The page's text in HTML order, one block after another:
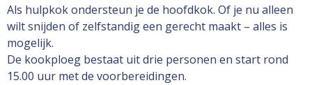
Als hulpkok ondersteun je de hoofdkok. Of je nu alleen
wilt snijden of zelfstandig een gerecht maakt – alles is
mogelijk.
De kookploeg bestaat uit drie personen en start rond
15.00 uur met de voorbereidingen.